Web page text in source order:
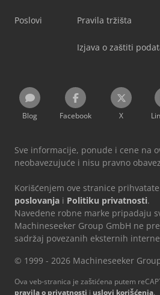
Poslovi Pravila tržišta
Izjava o zaštiti
Blog Facebook X
Sve informacije, ponude i cene na
neobavezujuće i nisu pravno
Korišćenjem ove stranice
poslovanja i Politiku privatnosti.
Navedene robne marke pripadaju
Machineseeker Group GmbH ne
sadržaj povezanih eksternih
© 1999 - 2026 Machineseeker
Ova veb-stranica je zaštićena putem
pravila o privatnosti i uslovi korišćenja.